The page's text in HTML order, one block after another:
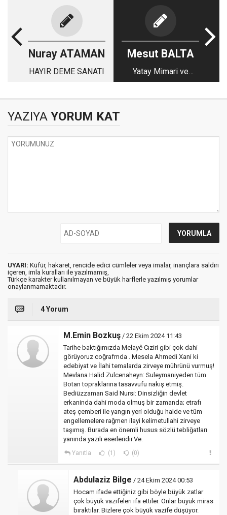
Nuray ATAMAN
HAYIR DEME SANATI
Mesut BALTA
Yatay Mimari ve
Kentler
YAZIYA YORUM KAT
UYARI: Küfür, hakaret, rencide edici cümleler veya imalar, inançlara saldırı
içeren, imla kuralları ile yazılmamış,
Türkçe karakter kullanılmayan ve büyük harflerle yazılmış yorumlar
onaylanmamaktadır.
4 Yorum
M.Emin Bozkuş / 22 Ekim 2024 11:43
Tarihe baktığımızda Melayê Cıziri gibi çok dahi
görüyoruz coğrafmda . Mesela Ahmedi Xani ki
edebiyat ve İlahi temalarda zirveye mührünü vurmuş!
Mevlana Halid Zulcenaheyn: Suleymaniyeden tüm
Botan topraklarına tasavvufu nakış etmiş.
Bediüzzaman Said Nursi: Dinsizliğin devlet
erkaninda dahi moda olmuş bir zamanda; etrafı
ateş çemberi ile yangın yeri olduğu halde ve tüm
engellemelere rağmen ilayi kelimetullahi zirveye
taşımış. Burada en önemli husus sözlü tebliğatları
yanında yazılı eserleridir.Ve.
Yanıtla (1) (0)
Abdulaziz Bilge / 24 Ekim 2024 00:53
Hocam ifade ettiğiniz gibi böyle büyük zatlar
çok büyük vazifeleri ifa ettiler. Onlar büyük miras
bıraktılar. Bizlere çok büyük vazife düşüyor.